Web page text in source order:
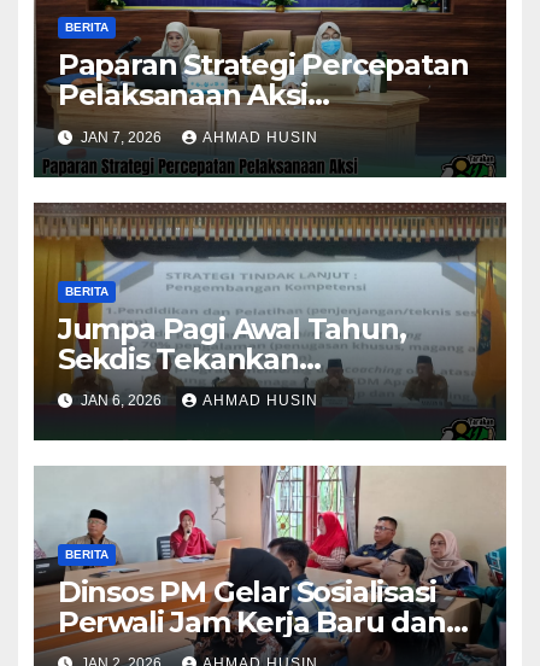
BERITA
Paparan Strategi Percepatan
Pelaksanaan Aksi
Konvergensi Penurunan
Stunting 2025
JAN 7, 2026 AHMAD HUSIN
BERITA
Jumpa Pagi Awal Tahun,
Sekdis Tekankan
Pengawasan Aset dan
Evaluasi Kinerja
Pemerintahan
JAN 6, 2026 AHMAD HUSIN
BERITA
Dinsos PM Gelar Sosialisasi
Perwali Jam Kerja Baru dan
Kinerja Tahun 2026